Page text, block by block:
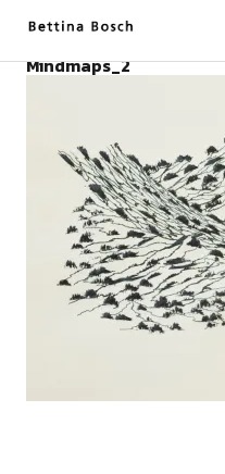
Bettina Bosch
Mindmaps_2